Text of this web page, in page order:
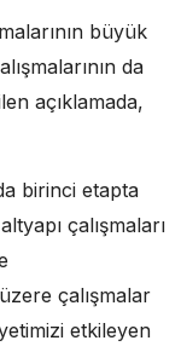
büyük
da
açıklamada,
birinci etapta
çalışmaları
çalışmalar
etkileyen